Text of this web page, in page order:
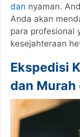
dan nyaman.
Anda akan
para profesional
kesejahteraan
Ekspedisi
dan Murah